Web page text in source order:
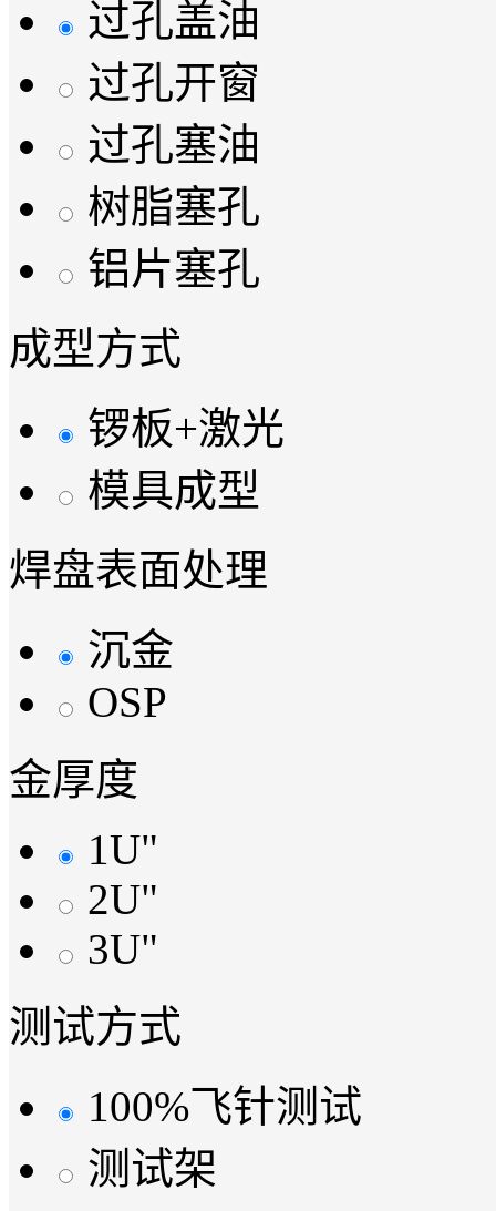
过孔盖油
过孔开窗
过孔塞油
树脂塞孔
铝片塞孔
成型方式
锣板+激光
模具成型
焊盘表面处理
沉金
OSP
金厚度
1U"
2U"
3U"
测试方式
100%飞针测试
测试架